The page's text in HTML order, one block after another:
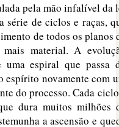
pela mão infalível da
série de ciclos e raças,
de todos os planos
material. A
uma espiral que passa
espírito novamente com
do processo. Cada
dura muitos milhões
a ascensão e